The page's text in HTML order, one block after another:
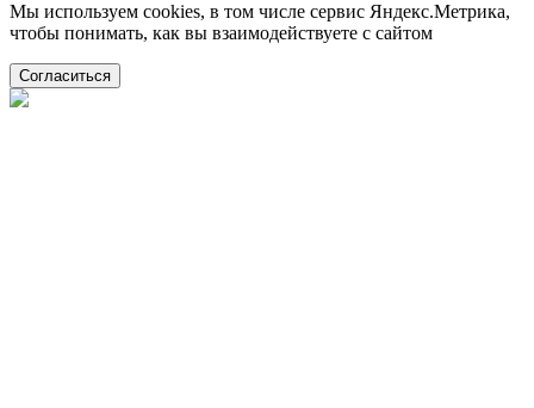
Мы используем cookies, в том числе сервис Яндекс.Метрика,
чтобы понимать, как вы взаимодействуете с сайтом
Согласиться